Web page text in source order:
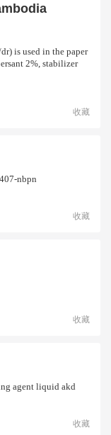
is used in the paper
2%, stabilizer
收藏
nbpn
收藏
收藏
agent liquid akd
收藏